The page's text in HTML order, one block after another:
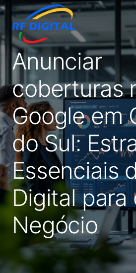
Anunciar
coberturas
Google em
do Sul:
Essenciais
Digital para
Negócio